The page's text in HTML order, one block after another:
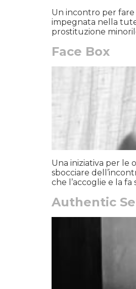
Un incontro per fare
impegnata nella
prostituzione
Face Box
Una iniziativa per le
sbocciare
che l’accoglie e la fa
Authentic